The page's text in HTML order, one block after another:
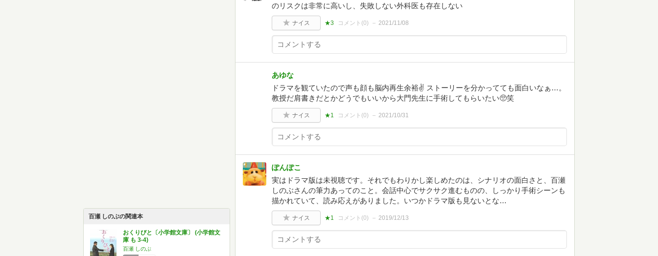
百瀬 しのぶの関連本
おくりびと〔小学館文庫〕 (小学館文
庫 も 3-4)
百瀬 しのぶ
のリスクは非常に高いし、失敗しない外科医も存在しない
ナイス ★3 コメント(0) 2021/11/08
あゆな
ドラマを観ていたので声も顔も脳内再生余裕✌️ ストーリーを分かってても面白いなぁ…。
教授だ肩書きだとかどうでもいいから大門先生に手術してもらいたい🥺笑
ナイス ★1 コメント(0) 2021/10/31
ぽんぽこ
実はドラマ版は未視聴です。それでもわりかし楽しめたのは、シナリオの面白さと、百瀬
しのぶさんの筆力あってのこと。会話中心でサクサク進むものの、しっかり手術シーンも
描かれていて、読み応えがありました。いつかドラマ版も見ないとな…
ナイス ★1 コメント(0) 2019/12/13